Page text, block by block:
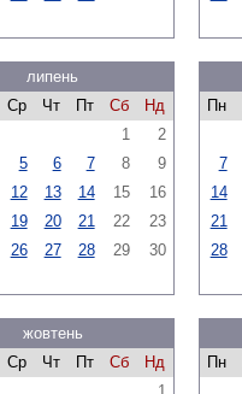
липень
Ср Чт Пт Сб
Нд
1
2
5 6 7 8
9
12 13 14 15
16
19 20 21 22
23
26 27 28 29
30
Пн
7
14
21
28
жовтень
Ср Чт Пт Сб
Нд
Пн